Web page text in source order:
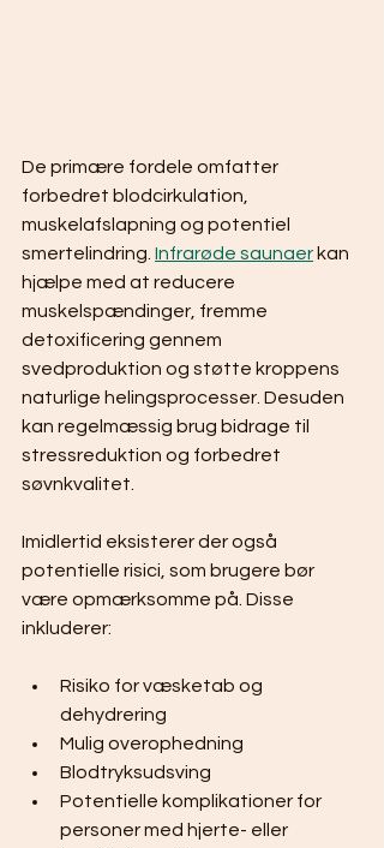
De primære fordele omfatter
forbedret blodcirkulation,
muskelafslapning og potentiel
smertelindring. Infrarøde saunaer kan
hjælpe med at reducere
muskelspændinger, fremme
detoxificering gennem
svedproduktion og støtte kroppens
naturlige helingsprocesser. Desuden
kan regelmæssig brug bidrage til
stressreduktion og forbedret
søvnkvalitet.
Imidlertid eksisterer der også
potentielle risici, som brugere bør
være opmærksomme på. Disse
inkluderer:
Risiko for væsketab og
dehydrering
Mulig overophedning
Blodtryksudsving
Potentielle komplikationer for
personer med hjerte- eller